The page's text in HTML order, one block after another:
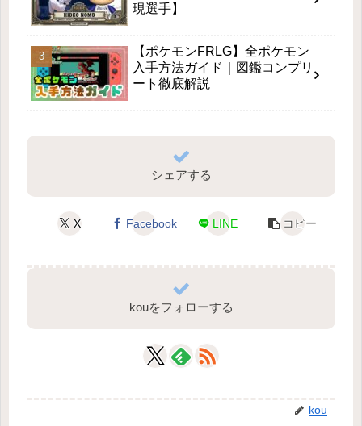
現選手】
【ポケモンFRLG】全ポケモン
入手方法ガイド｜図鑑コンプリ
ート徹底解説
シェアする
X Facebook LINE コピー
kouをフォローする
kou